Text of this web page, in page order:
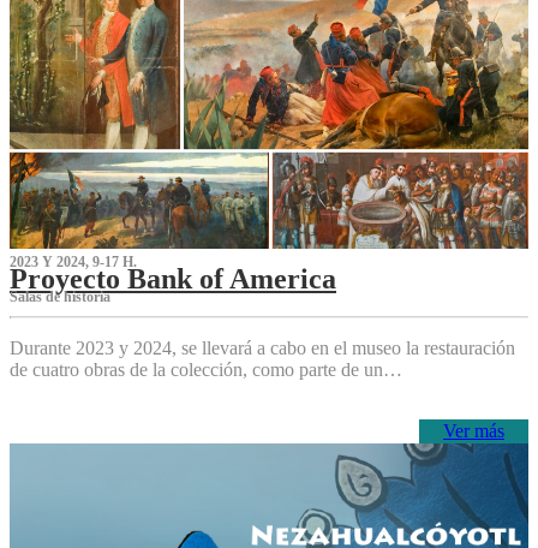
2023 Y 2024, 9-17 H.
Proyecto Bank of America
S‌alas de historia
Durante 2023 y 2024, se llevará a cabo en el museo la restauración
de cuatro obras de la colección, como parte de un…
Ver más